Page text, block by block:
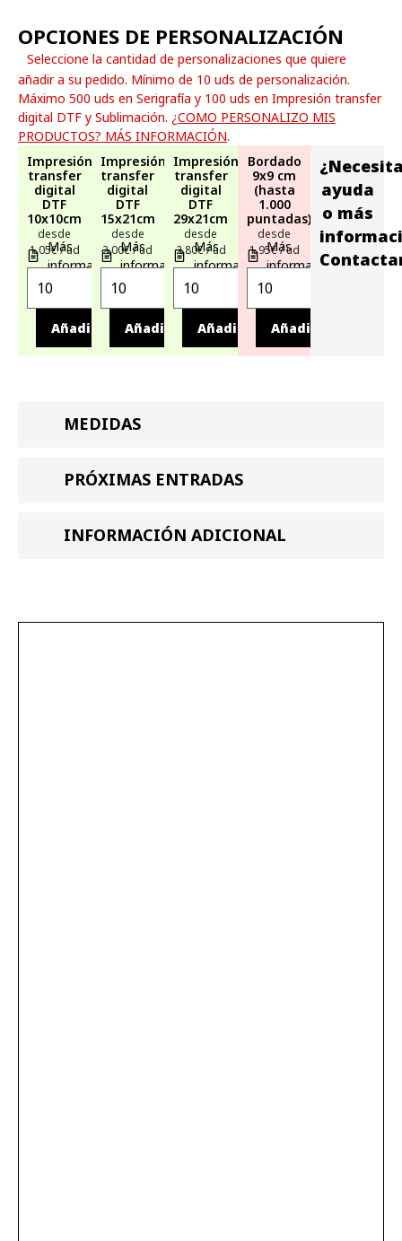
OPCIONES DE PERSONALIZACIÓN
Seleccione la cantidad de personalizaciones que quiere
añadir a su pedido. Mínimo de 10 uds de personalización.
Máximo 500 uds en Serigrafía y 100 uds en Impresión transfer
digital DTF y Sublimación. ¿COMO PERSONALIZO MIS
PRODUCTOS? MÁS INFORMACIÓN.
Impresión
transfer
digital
DTF
10x10cm
desde
1,05€ / ud
Más
información
Añadir
Impresión
transfer
digital
DTF
15x21cm
desde
2,00€ / ud
Más
información
Añadir
Impresión
transfer
digital
DTF
29x21cm
desde
2,80€ / ud
Más
información
Añadir
Bordado
9x9 cm
(hasta
1.000
puntadas)
desde
1,95€ / ud
Más
información
Añadir
ayuda
o más
MEDIDAS
PRÓXIMAS ENTRADAS
INFORMACIÓN ADICIONAL